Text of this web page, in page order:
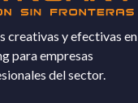
creativas y efectivas en
para empresas
del sector.